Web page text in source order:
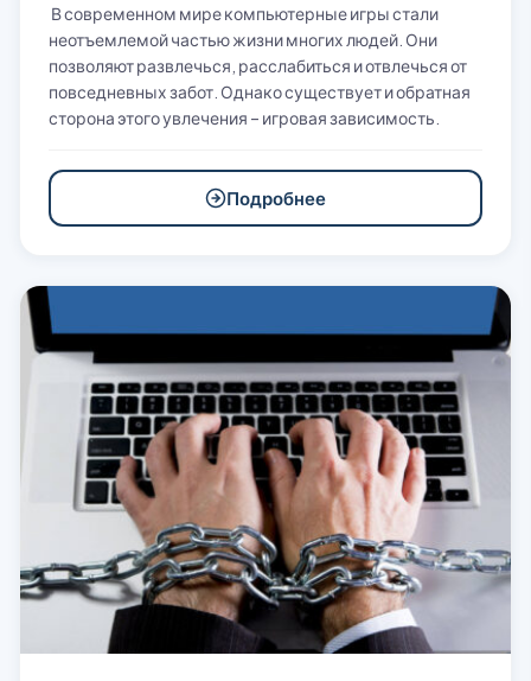
В современном мире компьютерные игры стали
неотъемлемой частью жизни многих людей. Они
позволяют развлечься, расслабиться и отвлечься от
повседневных забот. Однако существует и обратная
сторона этого увлечения – игровая зависимость.
Подробнее